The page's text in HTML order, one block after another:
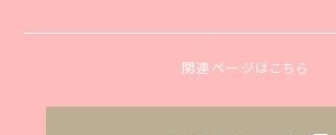
関連ページはこちら